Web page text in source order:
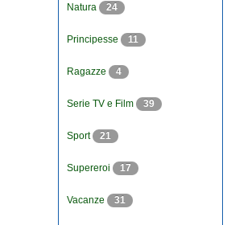
Natura 24
Principesse 11
Ragazze 4
Serie TV e Film 39
Sport 21
Supereroi 17
Vacanze 31